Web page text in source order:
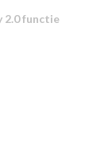
2.0 functie